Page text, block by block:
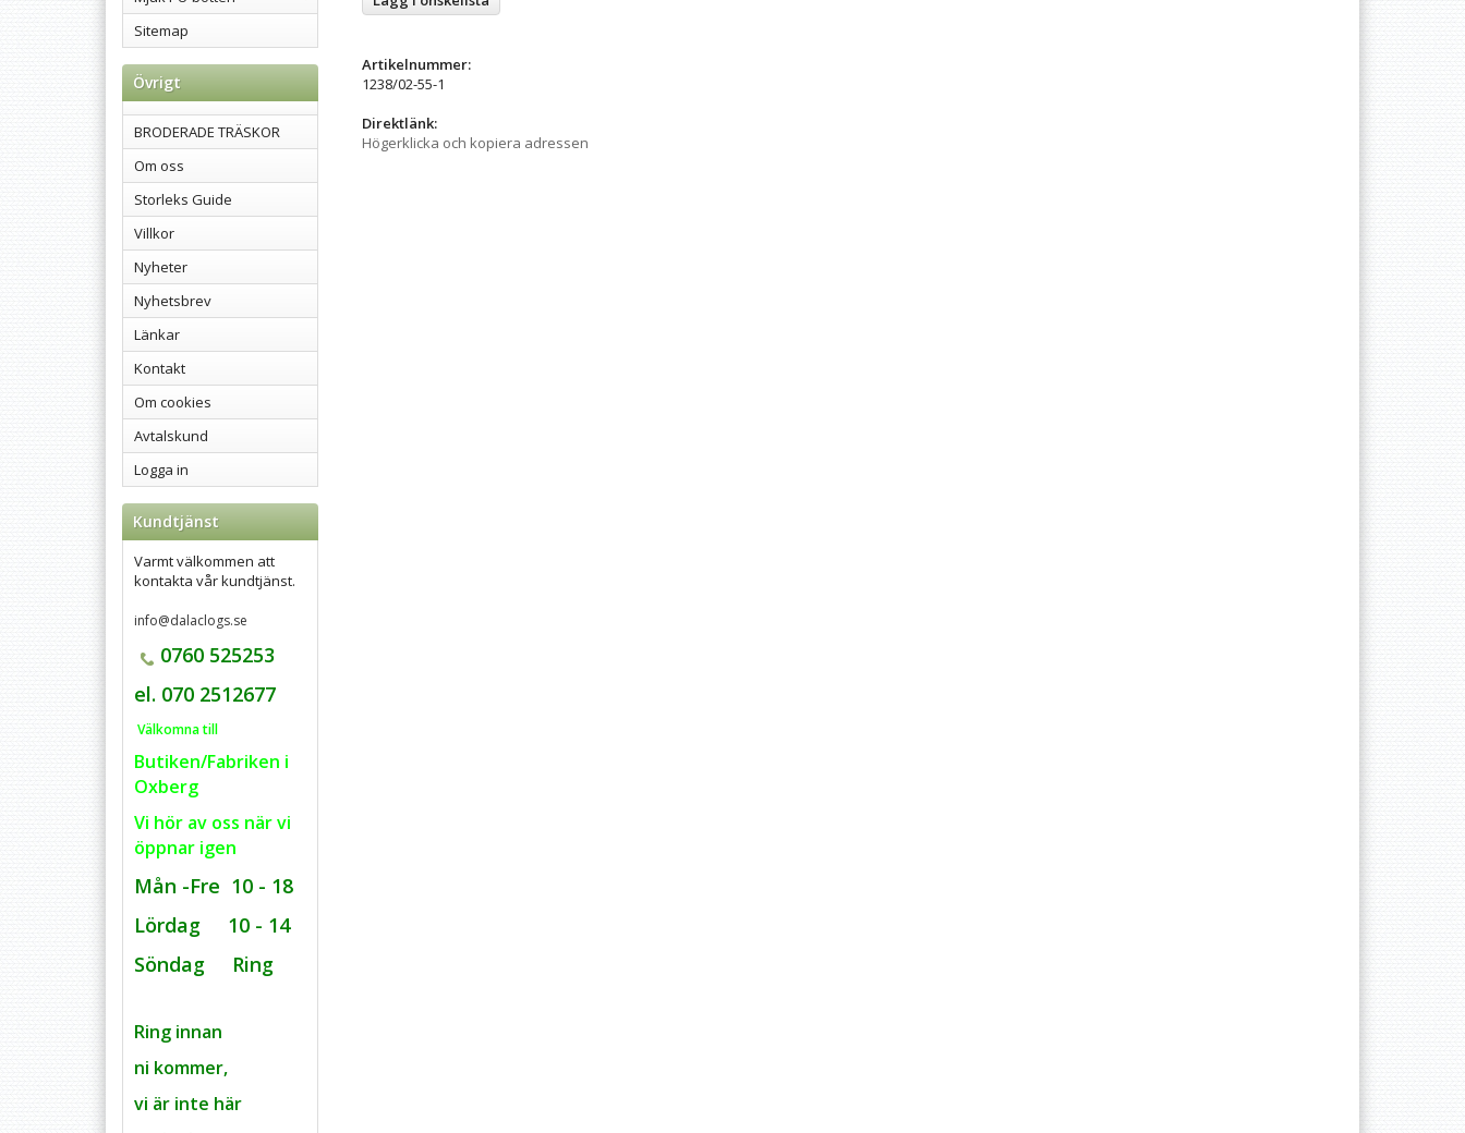
Sitemap
Övrigt
BRODERADE TRÄSKOR
Om oss
Storleks Guide
Villkor
Nyheter
Nyhetsbrev
Länkar
Kontakt
Om cookies
Avtalskund
Logga in
Kundtjänst
Varmt välkommen att
kontakta vår kundtjänst.
info@dalaclogs.se
0760 525253
el. 070 2512677
Välkomna till
Butiken/Fabriken i
Oxberg
Vi hör av oss när vi
öppnar igen
Mån -Fre 10 - 18
Lördag 10 - 14
Söndag Ring
Ring innan
ni kommer,
vi är inte här
Artikelnummer:
1238/02-55-1
Direktlänk:
Högerklicka och kopiera adressen